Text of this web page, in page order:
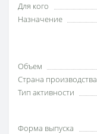
Для кого
Назначение
Объем
Страна производства
Тип активности
Форма выпуска